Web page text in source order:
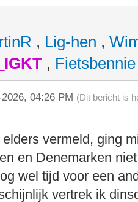
, Lig-hen ,
, Fietsbennie
04:26 PM (Dit bericht is
elders vermeld, ging
en Denemarken
wel tijd voor een
vertrek ik